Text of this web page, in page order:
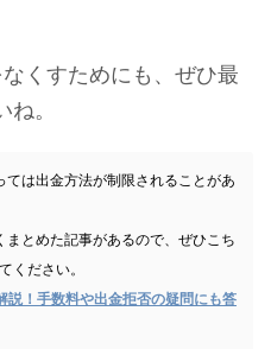
くすためにも、ぜひ最
。
は出金方法が制限されることがあ
とめた記事があるので、ぜひこち
ください。
！手数料や出金拒否の疑問にも答